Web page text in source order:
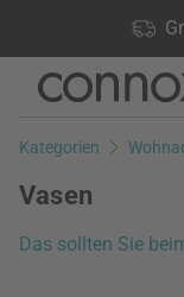
lagernd, 60 Tage
Direkt
Seiteninhalt
Direkt
Suchfeld
Kategorien
Vasen
Das sollten Sie